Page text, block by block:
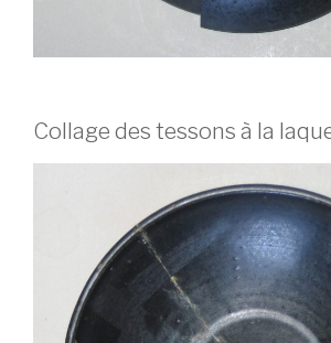
Collage des tessons à la